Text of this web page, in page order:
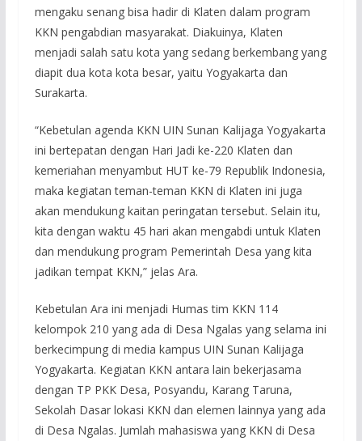
mengaku senang bisa hadir di Klaten dalam program
KKN pengabdian masyarakat. Diakuinya, Klaten
menjadi salah satu kota yang sedang berkembang yang
diapit dua kota kota besar, yaitu Yogyakarta dan
Surakarta.
“Kebetulan agenda KKN UIN Sunan Kalijaga Yogyakarta
ini bertepatan dengan Hari Jadi ke-220 Klaten dan
kemeriahan menyambut HUT ke-79 Republik Indonesia,
maka kegiatan teman-teman KKN di Klaten ini juga
akan mendukung kaitan peringatan tersebut. Selain itu,
kita dengan waktu 45 hari akan mengabdi untuk Klaten
dan mendukung program Pemerintah Desa yang kita
jadikan tempat KKN,” jelas Ara.
Kebetulan Ara ini menjadi Humas tim KKN 114
kelompok 210 yang ada di Desa Ngalas yang selama ini
berkecimpung di media kampus UIN Sunan Kalijaga
Yogyakarta. Kegiatan KKN antara lain bekerjasama
dengan TP PKK Desa, Posyandu, Karang Taruna,
Sekolah Dasar lokasi KKN dan elemen lainnya yang ada
di Desa Ngalas. Jumlah mahasiswa yang KKN di Desa